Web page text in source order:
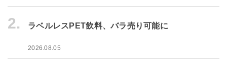
2. ラベルレスPET飲料、バラ売り可能に
2026.08.05